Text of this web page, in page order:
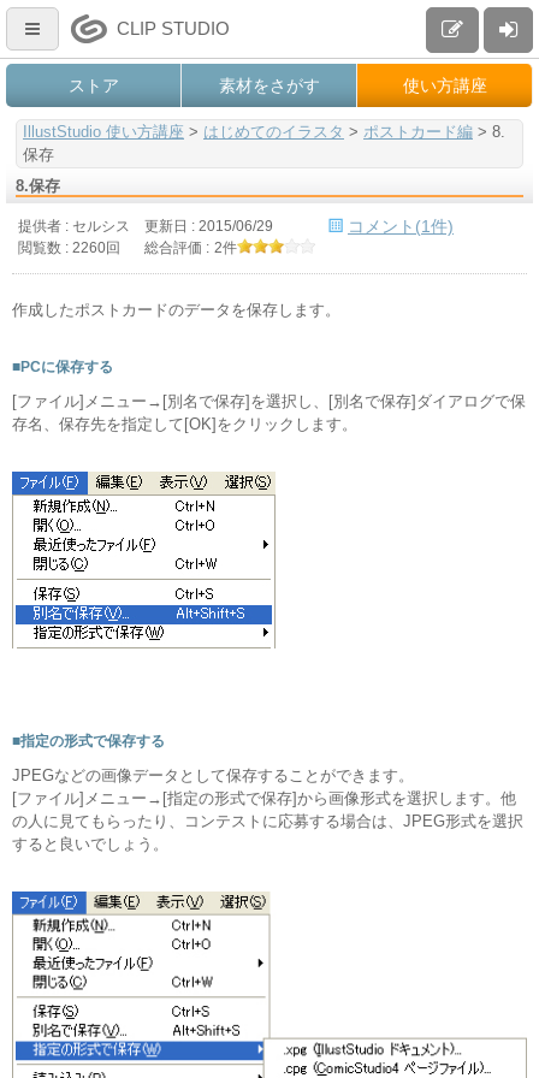
CLIP STUDIO
ストア 素材をさがす 使い方講座
IllustStudio 使い方講座 > はじめてのイラスタ > ポストカード編 > 8.
保存
8.保存
提供者 : セルシス 更新日 : 2015/06/29
閲覧数 : 2260回
総合評価 : 2件
コメント(1件)
作成したポストカードのデータを保存します。
■PCに保存する
[ファイル]メニュー→[別名で保存]を選択し、[別名で保存]ダイアログで保
存名、保存先を指定して[OK]をクリックします。
■指定の形式で保存する
JPEGなどの画像データとして保存することができます。
[ファイル]メニュー→[指定の形式で保存]から画像形式を選択します。他
の人に見てもらったり、コンテストに応募する場合は、JPEG形式を選択
すると良いでしょう。